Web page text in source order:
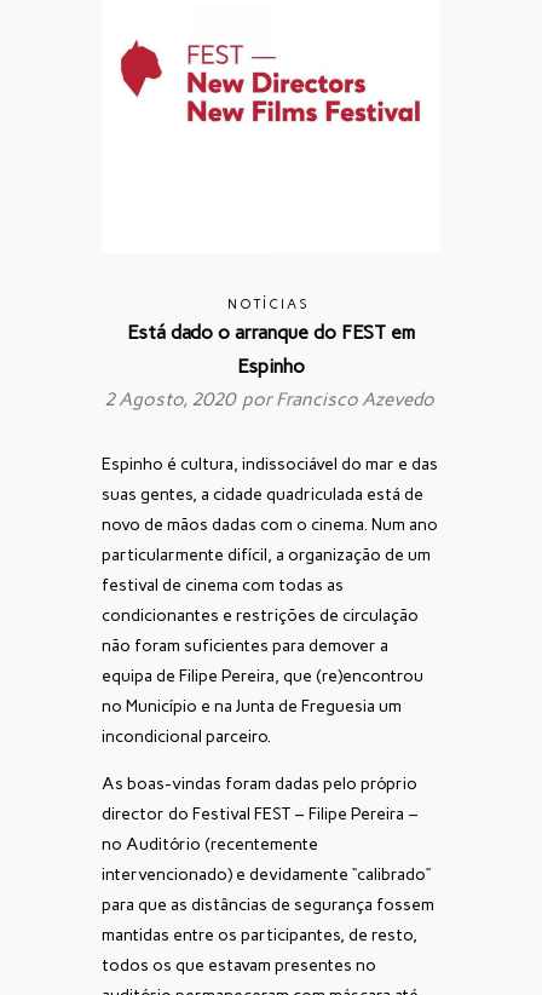
NOTÍCIAS
Está dado o arranque do FEST em
Espinho
2 Agosto, 2020 porFrancisco Azevedo
Espinho é cultura, indissociável do mar e das
suas gentes, a cidade quadriculada está de
novo de mãos dadas com o cinema. Num ano
particularmente difícil, a organização de um
festival de cinema com todas as
condicionantes e restrições de circulação
não foram suficientes para demover a
equipa de Filipe Pereira, que (re)encontrou
no Município e na Junta de Freguesia um
incondicional parceiro.
As boas-vindas foram dadas pelo próprio
director do Festival FEST – Filipe Pereira –
no Auditório (recentemente
intervencionado) e devidamente “calibrado”
para que as distâncias de segurança fossem
mantidas entre os participantes, de resto,
todos os que estavam presentes no